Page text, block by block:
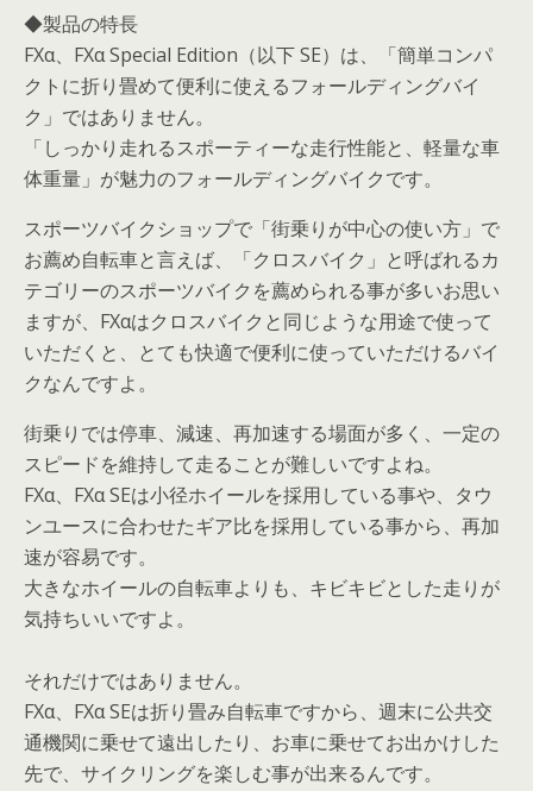
◆製品の特長
FXα、FXα Special Edition（以下 SE）は、「簡単コンパ
クトに折り畳めて便利に使えるフォールディングバイ
ク」ではありません。
「しっかり走れるスポーティーな走行性能と、軽量な車
体重量」が魅力のフォールディングバイクです。
スポーツバイクショップで「街乗りが中心の使い方」で
お薦め自転車と言えば、「クロスバイク」と呼ばれるカ
テゴリーのスポーツバイクを薦められる事が多いお思い
ますが、FXαはクロスバイクと同じような用途で使って
いただくと、とても快適で便利に使っていただけるバイ
クなんですよ。
街乗りでは停車、減速、再加速する場面が多く、一定の
スピードを維持して走ることが難しいですよね。
FXα、FXα SEは小径ホイールを採用している事や、タウ
ンユースに合わせたギア比を採用している事から、再加
速が容易です。
大きなホイールの自転車よりも、キビキビとした走りが
気持ちいいですよ。
それだけではありません。
FXα、FXα SEは折り畳み自転車ですから、週末に公共交
通機関に乗せて遠出したり、お車に乗せてお出かけした
先で、サイクリングを楽しむ事が出来るんです。